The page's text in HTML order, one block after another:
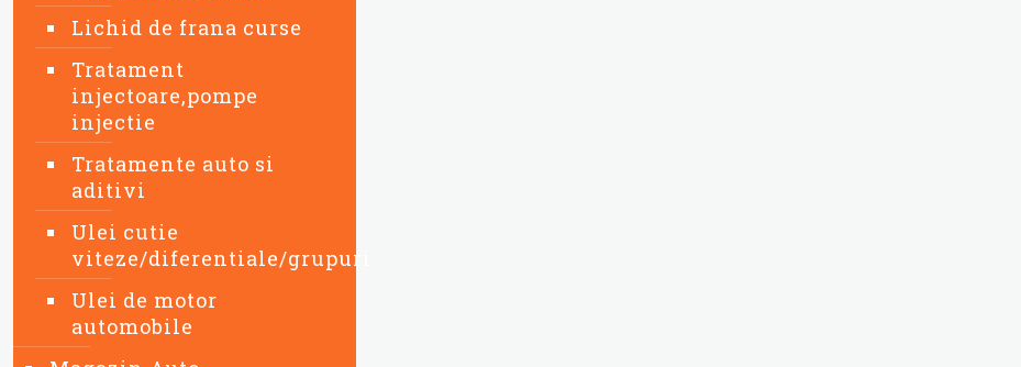
Lichid de frana curse
Tratament
injectoare,pompe
injectie
Tratamente auto si
aditivi
Ulei cutie
viteze/diferentiale/grupuri
Ulei de motor
automobile